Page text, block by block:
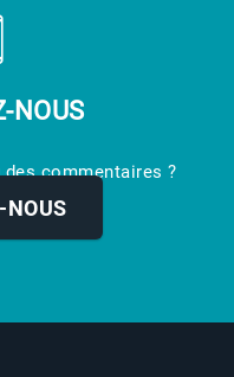
NOUS
commentaires ?
contacter.
NOUS